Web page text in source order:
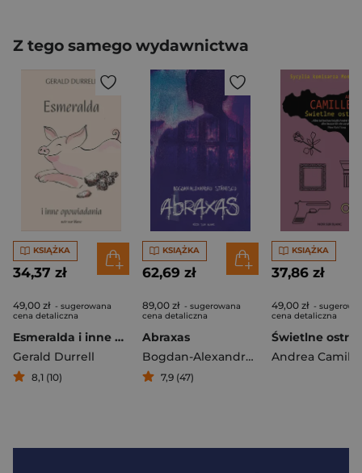
Z tego samego wydawnictwa
KSIĄŻKA
34,37 zł
49,00 zł - sugerowana
cena detaliczna
Esmeralda i inne opowiadania
Gerald Durrell
8,1 (10)
KSIĄŻKA
62,69 zł
89,00 zł - sugerowana
cena detaliczna
Abraxas
Bogdan-Alexandru Stănescu
7,9 (47)
KSIĄŻKA
37,86 zł
49,00 zł -
cena detaliczna
Świetlne ostrze
Andrea